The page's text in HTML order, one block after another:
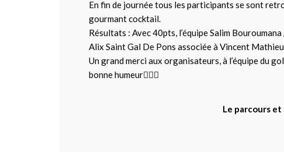
En fin de journée tous les participants se sont
gourmant cocktail.
Résultats : Avec 40pts, l’équipe Salim
Alix Saint Gal De Pons associée à Vincent
Un grand merci aux organisateurs, à l’équipe du
bonne humeur🏌️‍♂️⛳
Le parcours